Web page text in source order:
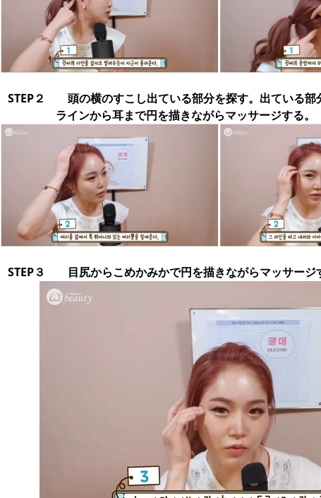
STEP２ 頭の横のすこし出ている部分を探す。出ている部
ラインから耳まで円を描きながらマッサージする。
STEP３ 目尻からこめかみかで円を描きながらマッサージ